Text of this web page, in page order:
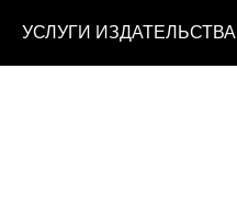
УСЛУГИ ИЗДАТЕЛЬСТВА